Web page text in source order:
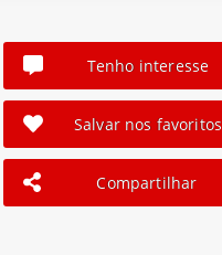
Tenho interesse
Salvar nos favoritos
Compartilhar